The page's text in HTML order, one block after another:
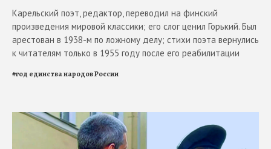
Карельский поэт, редактор, переводил на финский
произведения мировой классики; его слог ценил Горький. Был
арестован в 1938-м по ложному делу; стихи поэта вернулись
к читателям только в 1955 году после его реабилитации
#год единства народов России